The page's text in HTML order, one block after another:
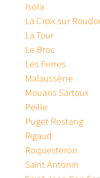
Isola
La Croix sur
La Tour
Le Broc
Les Ferres
Malaussène
Mouans Sartoux
Peille
Puget Rostang
Rigaud
Roquesteron
Saint Antonin